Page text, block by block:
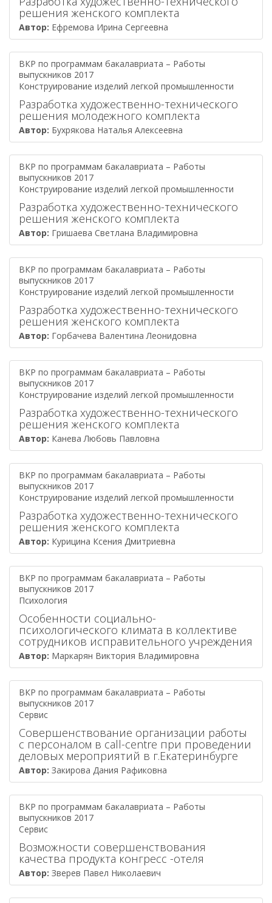
решения женского комплекта
Автор: Ефремова Ирина Сергеевна
ВКР по программам бакалавриата – Работы
выпускников 2017
Конструирование изделий легкой промышленности
Разработка художественно-технического
решения молодежного комплекта
Автор: Бухрякова Наталья Алексеевна
ВКР по программам бакалавриата – Работы
выпускников 2017
Конструирование изделий легкой промышленности
Разработка художественно-технического
решения женского комплекта
Автор: Гришаева Светлана Владимировна
ВКР по программам бакалавриата – Работы
выпускников 2017
Конструирование изделий легкой промышленности
Разработка художественно-технического
решения женского комплекта
Автор: Горбачева Валентина Леонидовна
ВКР по программам бакалавриата – Работы
выпускников 2017
Конструирование изделий легкой промышленности
Разработка художественно-технического
решения женского комплекта
Автор: Канева Любовь Павловна
ВКР по программам бакалавриата – Работы
выпускников 2017
Конструирование изделий легкой промышленности
Разработка художественно-технического
решения женского комплекта
Автор: Курицина Ксения Дмитриевна
ВКР по программам бакалавриата – Работы
выпускников 2017
Психология
Особенности социально-
психологического климата в коллективе
сотрудников исправительного учреждения
Автор: Маркарян Виктория Владимировна
ВКР по программам бакалавриата – Работы
выпускников 2017
Сервис
Совершенствование организации работы
с персоналом в call-centre при проведении
деловых мероприятий в г.Екатеринбурге
Автор: Закирова Дания Рафиковна
ВКР по программам бакалавриата – Работы
выпускников 2017
Сервис
Возможности совершенствования
качества продукта конгресс -отеля
Автор: Зверев Павел Николаевич